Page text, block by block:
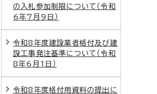
の入札参加制限について（令和
6年7月9日）
令和8年度建設業者格付及び建
設工事発注基準について（令和
8年6月1日）
令和8年度格付用資料の提出に